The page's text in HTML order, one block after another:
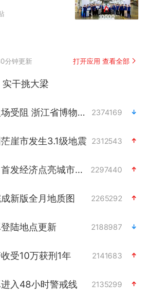
分钟更新 打开应用 查看全部
干挑大梁
部分观众入场受阻 浙江省博物馆致歉 2374169
崖市发生3.1级地震 2312543
以“新”破局 首发经济点亮城市消费活力 2297440
新版全月地质图 2265292
陆地点更新 2188987
受10万获刑1年 2141683
入48小时警戒线 2135299